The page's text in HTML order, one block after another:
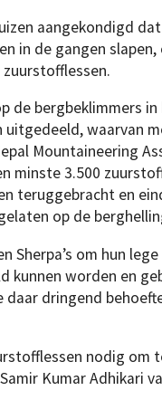
aangekondigd
in de gangen slapen,
de bergbeklimmers
waarvan
Mountaineering
minste 3.500
teruggebracht en
op de
Sherpa’s om hun
kunnen worden en
dringend
nodig om
Kumar Adhikari